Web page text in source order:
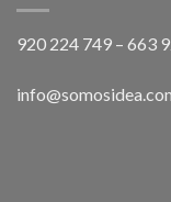
920 224 749 – 663